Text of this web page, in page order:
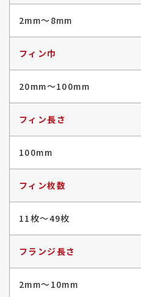
2mm〜8mm
フィン巾
20mm〜100mm
フィン長さ
100mm
フィン枚数
11枚〜49枚
フランジ長さ
2mm〜10mm